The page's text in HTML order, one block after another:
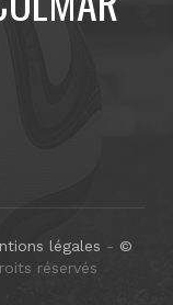
légales - ©
réservés